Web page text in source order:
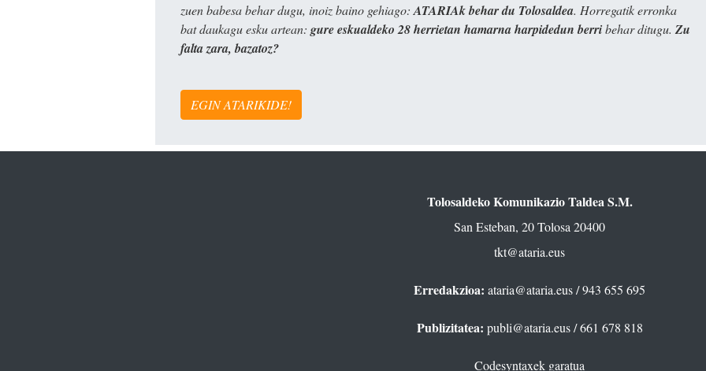
zuen babesa behar dugu, inoiz baino gehiago: ATARIAk behar du Tolosaldea. Horregatik erronka
bat daukagu esku artean: gure eskualdeko 28 herrietan hamarna harpidedun berribehar ditugu. Zu
falta zara, bazatoz?
EGIN ATARIKIDE!
Tolosaldeko Komunikazio Taldea S.M.
San Esteban, 20 Tolosa 20400
tkt@ataria.eus
Erredakzioa: ataria@ataria.eus/ 943 655 695
Publizitatea: publi@ataria.eus/ 661 678 818
Codesyntaxek garatua